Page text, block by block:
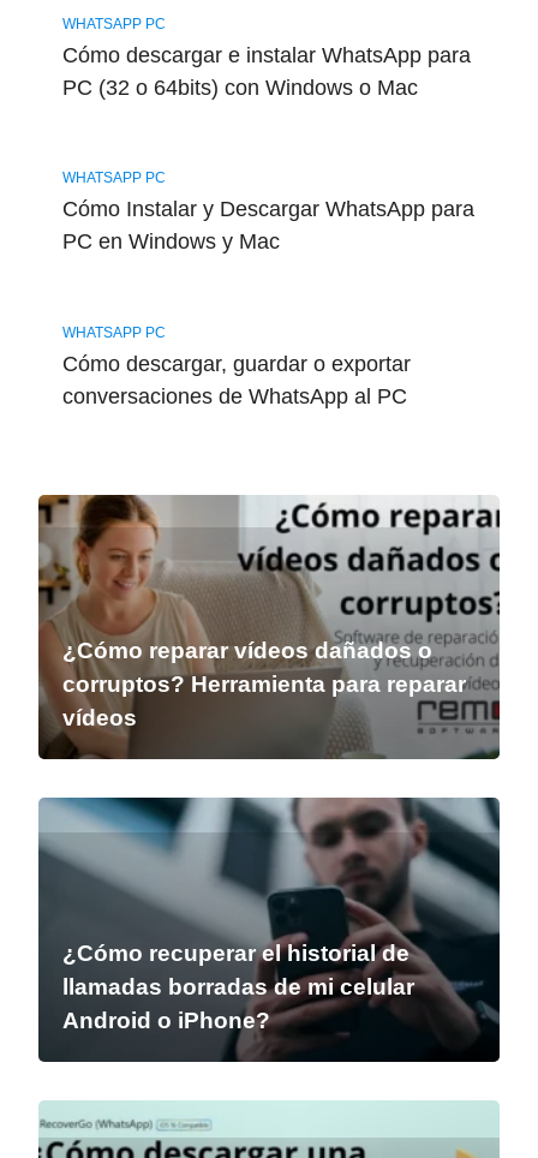
WHATSAPP PC
Cómo descargar e instalar WhatsApp para
PC (32 o 64bits) con Windows o Mac
WHATSAPP PC
Cómo Instalar y Descargar WhatsApp para
PC en Windows y Mac
WHATSAPP PC
Cómo descargar, guardar o exportar
conversaciones de WhatsApp al PC
¿Cómo reparar vídeos dañados o
corruptos? Herramienta para reparar
vídeos
¿Cómo recuperar el historial de
llamadas borradas de mi celular
Android o iPhone?